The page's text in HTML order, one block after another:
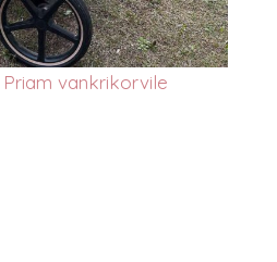
vankrikorvile